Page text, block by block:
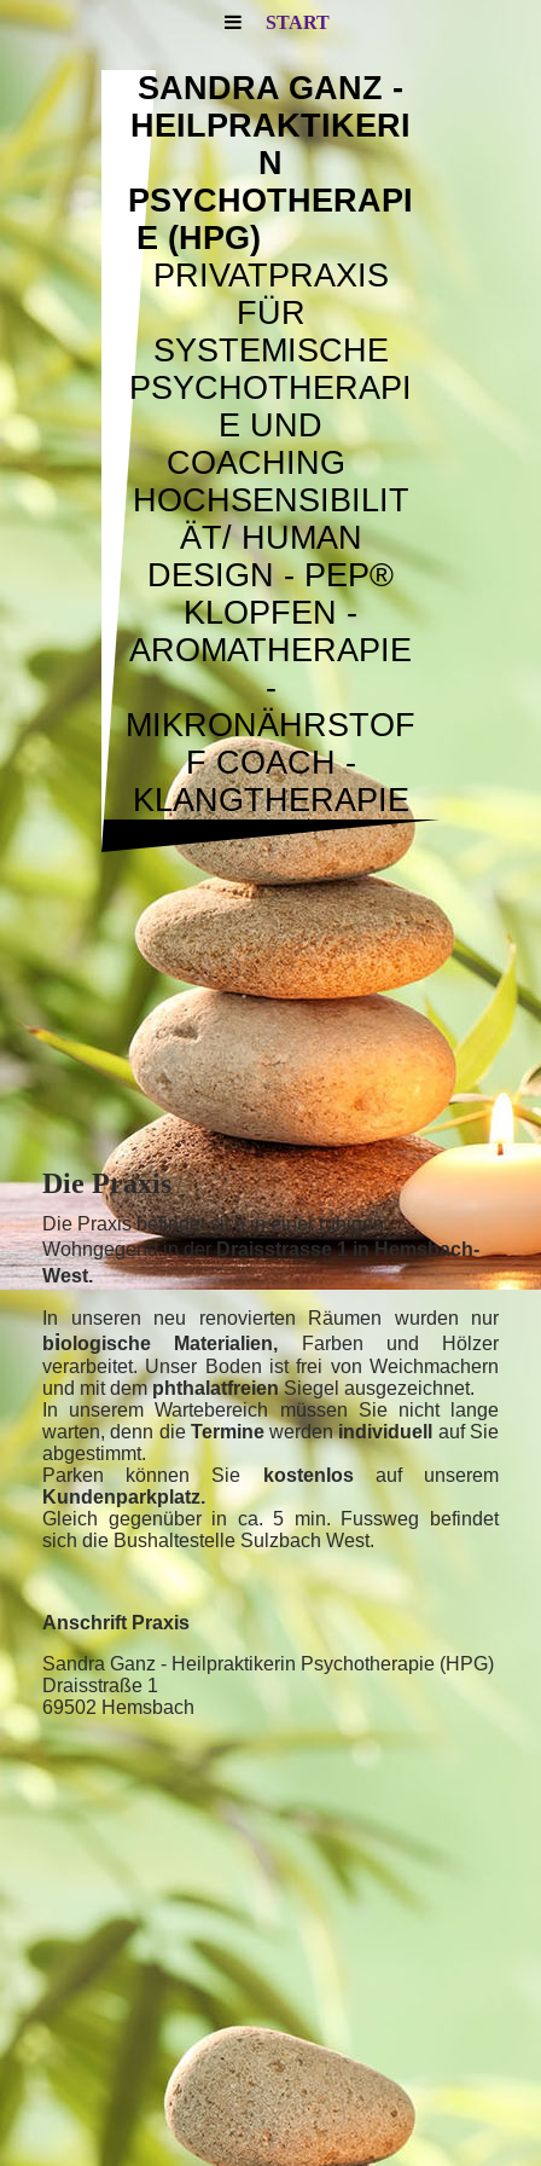
START
SANDRA GANZ -
HEILPRAKTIKERI
N
PSYCHOTHERAPI
E (HPG)
PRIVATPRAXIS
FÜR
SYSTEMISCHE
PSYCHOTHERAPI
E UND
COACHING
HOCHSENSIBILIT
ÄT/HUMAN
DESIGN - PEP®
KLOPFEN -
AROMATHERAPIE
-
MIKRONÄHRSTOF
F COACH -
KLANGTHERAPIE
Die Praxis
Die Praxis befindet sich in einer ruhigen
Wohngegend in derDraisstrasse 1 in Hemsbach-
West.
In unseren neu renovierten Räumen wurden nur
biologische Materialien, Farben und Hölzer
verarbeitet. Unser Boden ist frei von Weichmachern
und mit demphthalatfreienSiegel ausgezeichnet.
In unserem Wartebereich müssen Sie nicht lange
warten, denn die Terminewerdenindividuell auf Sie
abgestimmt.
Parken können Sie
kostenlosauf unserem
Kundenparkplatz.
Gleich gegenüber in ca. 5 min. Fussweg befindet
sich die Bushaltestelle Sulzbach West.
Anschrift Praxis
Sandra Ganz - Heilpraktikerin Psychotherapie (HPG)
Draisstraße 1
69502 Hemsbach